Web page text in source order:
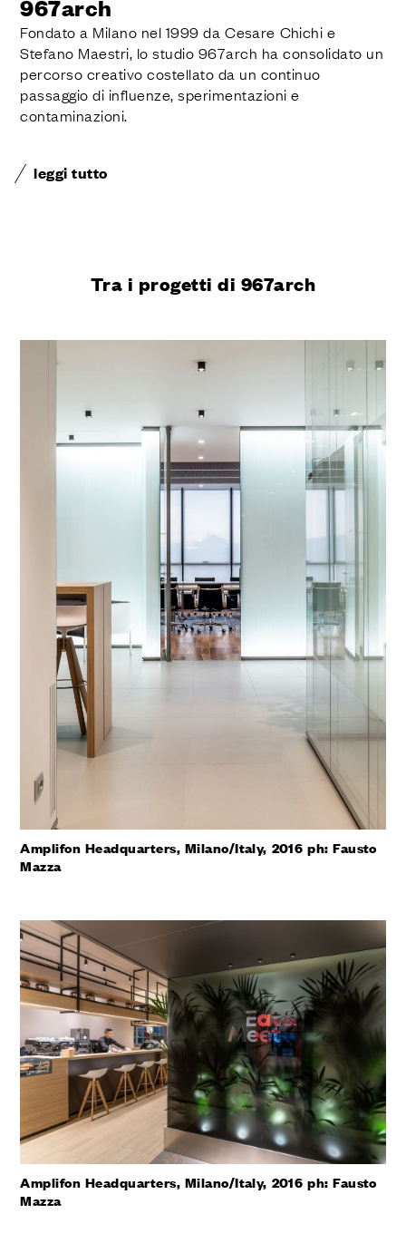
967arch
Fondato a Milano nel 1999 da Cesare Chichi e
Stefano Maestri, lo studio 967arch ha consolidato un
percorso creativo costellato da un continuo
passaggio di influenze, sperimentazioni e
contaminazioni.
leggi tutto
Tra i progetti di 967arch
Amplifon Headquarters, Milano/Italy, 2016 ph: Fausto
Mazza
Amplifon Headquarters, Milano/Italy, 2016 ph: Fausto
Mazza